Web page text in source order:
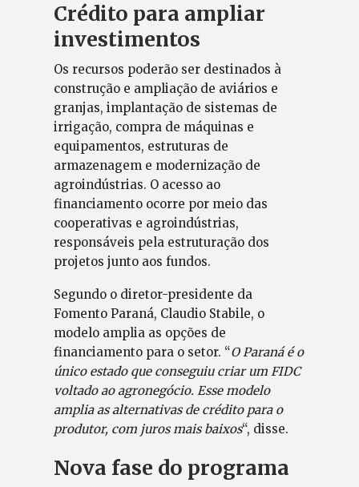
Crédito para ampliar
investimentos
Os recursos poderão ser destinados à
construção e ampliação de aviários e
granjas, implantação de sistemas de
irrigação, compra de máquinas e
equipamentos, estruturas de
armazenagem e modernização de
agroindústrias. O acesso ao
financiamento ocorre por meio das
cooperativas e agroindústrias,
responsáveis pela estruturação dos
projetos junto aos fundos.
Segundo o diretor-presidente da
Fomento Paraná, Claudio Stabile, o
modelo amplia as opções de
financiamento para o setor. “O Paraná é o
único estado que conseguiu criar um FIDC
voltado ao agronegócio. Esse modelo
amplia as alternativas de crédito para o
produtor, com juros mais baixos“, disse.
Nova fase do programa